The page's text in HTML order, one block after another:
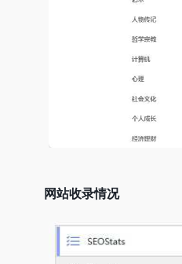
网站收录情况